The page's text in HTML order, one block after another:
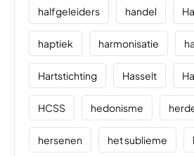
halfgeleiders handel
haptiek harmonisatie
Hartstichting Hasselt
HCSS hedonisme
hersenen het sublieme